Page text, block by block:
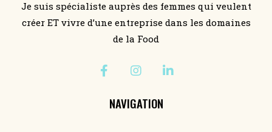
Je suis spécialiste auprès des femmes qui veulent
créer ET vivre d’une entreprise dans les domaines
de la Food
NAVIGATION